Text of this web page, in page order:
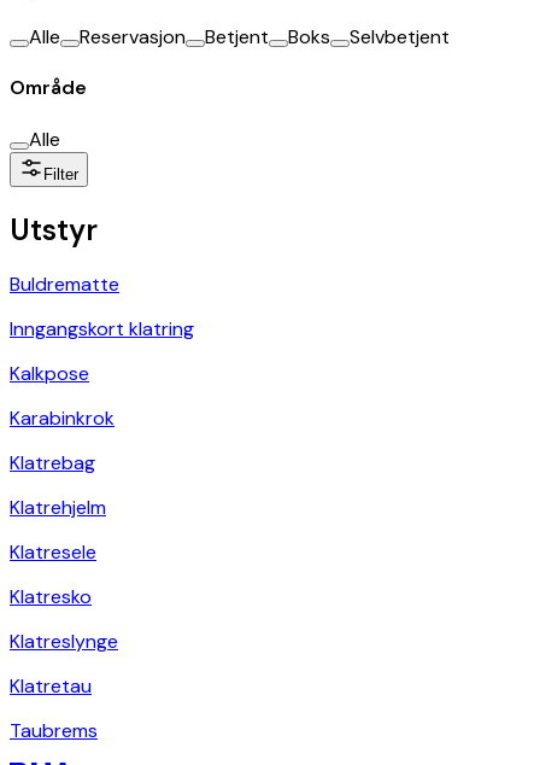
Alle Reservasjon Betjent Boks Selvbetjent
Område
Alle
Filter
Utstyr
Buldrematte
Inngangskort klatring
Kalkpose
Karabinkrok
Klatrebag
Klatrehjelm
Klatresele
Klatresko
Klatreslynge
Klatretau
Taubrems